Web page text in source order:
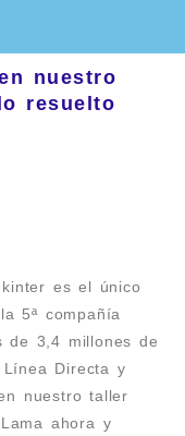
nuestro
resuelto
es el único
5ª compañía
de 3,4 millones de
Directa y
nuestro taller
ahora y